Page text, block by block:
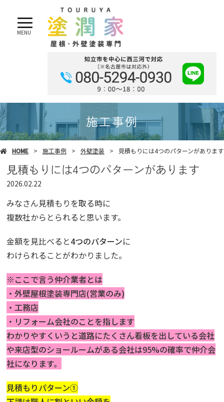
MENU
施工事例
HOME 施工事例 外壁塗装 見積もりには4つのパターンがあります
見積もりには4つのパターンがあります
2026.02.22
みなさん見積もりを取る時に
複数社からとられると思います。
金額を見比べると4つのパターンに
わけられることがわかりました。
※ここで言う仲介業者とは
・外壁屋根塗装専門店(営業のみ)
・工務店
・リフォーム会社のことを指します
わかりやすくいうと道路にたくさん看板を出している会社
や来店型のショールームがある会社は95%の確率で仲介会
社になります。
見積もりパターン①